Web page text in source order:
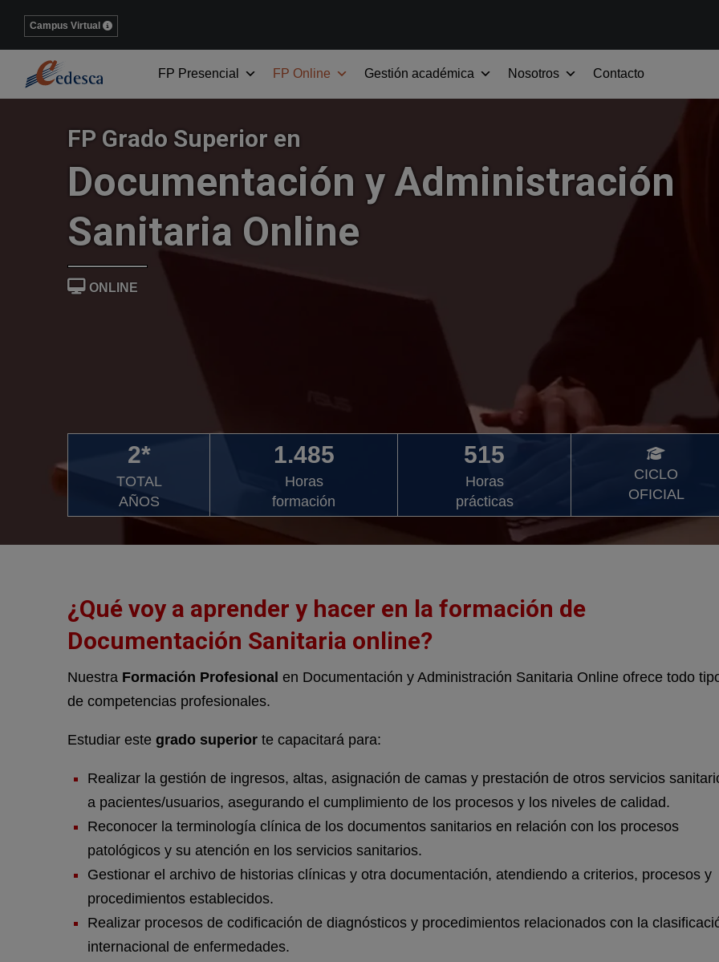
Campus Virtual
FP Presencial FP Online Gestión académica Nosotros Contacto
FP Grado Superior en
Documentación y Administración
Sanitaria Online
ONLINE
2*
TOTAL
AÑOS
1.485
Horas
formación
515
Horas
prácticas
CICLO
OFICIAL
¿Qué voy a aprender y hacer en la formación de
Documentación Sanitaria online?
Nuestra Formación Profesional en Documentación y Administración Sanitaria Online ofrece todo
de competencias profesionales.
Estudiar este grado superior te capacitará para:
Realizar la gestión de ingresos, altas, asignación de camas y prestación de otros servicios
a pacientes/usuarios, asegurando el cumplimiento de los procesos y los niveles de calidad.
Reconocer la terminología clínica de los documentos sanitarios en relación con los procesos
patológicos y su atención en los servicios sanitarios.
Gestionar el archivo de historias clínicas y otra documentación, atendiendo a criterios, procesos y
procedimientos establecidos.
Realizar procesos de codificación de diagnósticos y procedimientos relacionados con la
internacional de enfermedades.